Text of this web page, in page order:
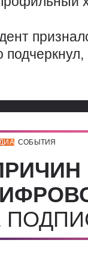
подчеркнул,
СОБЫТИЯ